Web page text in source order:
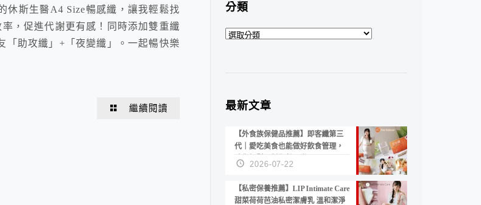
休斯生醫A4 Size暢感纖，讓我輕鬆找
，促進代謝更有感！同時添加雙重纖
「助攻纖」+「夜變纖」。一起暢快樂
繼續閱讀
分類
分
最新文章
【外食族保健品推薦】即客纖第三
代｜愛吃美食也能做好飲食管理，
陪你輕鬆面對聚餐日常！
2026-07-22
【私密保養推薦】LIP Intimate Care
甜菜荷荷芭油私密潔膚乳 溫和潔淨